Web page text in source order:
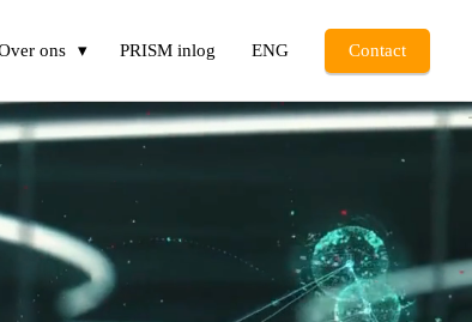
ons PRISM inlog ENG Contact